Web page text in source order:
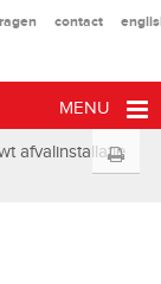
contact
MENU
afvalinstallatie